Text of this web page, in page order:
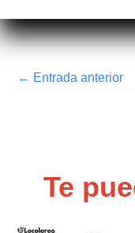
← Entrada anterior
Te